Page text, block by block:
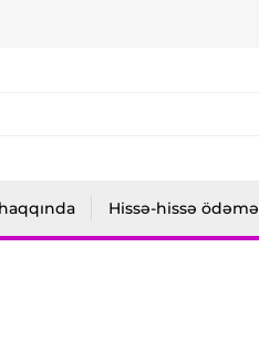
Hissə-hissə ödəmə